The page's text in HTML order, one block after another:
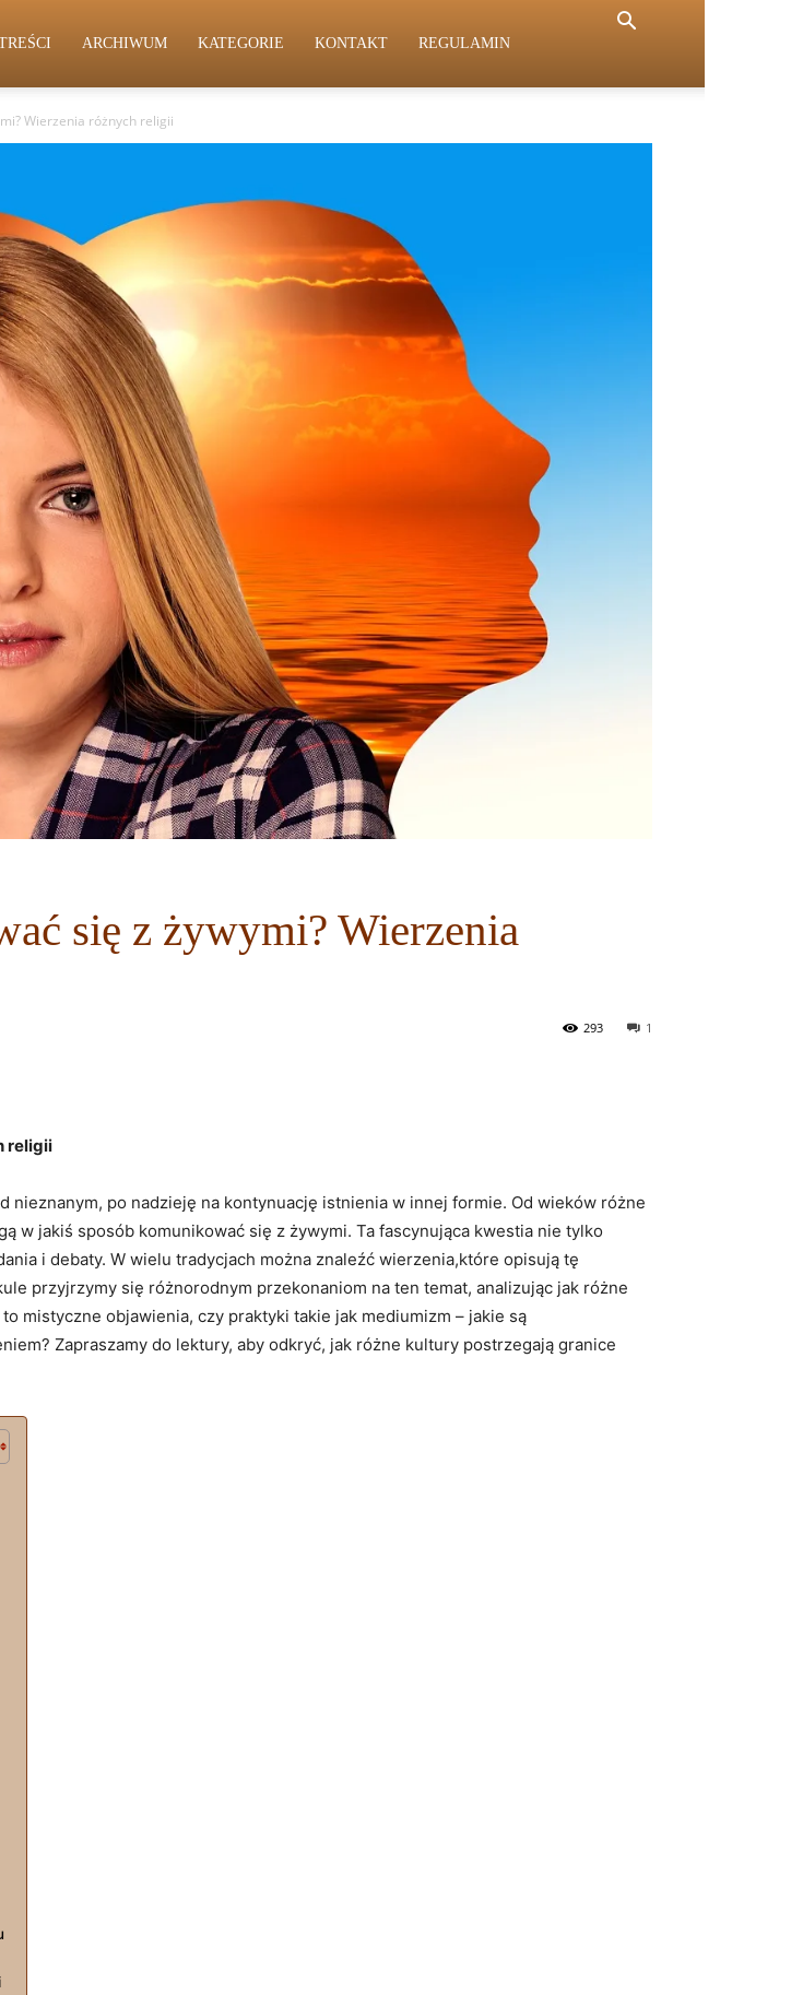
ARCHIWUM KATEGORIE KONTAKT REGULAMIN
Wierzenia różnych religii
się z żywymi? Wierzenia
1
293
religii
nieznanym, po nadzieję na kontynuację istnienia⁢ w innej⁢ formie. Od⁣ wieków różne
w jakiś sposób komunikować‍ się z żywymi. Ta fascynująca⁣ kwestia nie tylko
‍i ‍debaty. W⁤ wielu tradycjach można znaleźć wierzenia,które ​opisują tę
przyjrzymy się‍ różnorodnym przekonaniom na ‍ten ‍temat, analizując jak ⁤różne
mistyczne objawienia, czy praktyki takie jak mediumizm – jakie‌ są‍
Zapraszamy⁢ do lektury, ⁢aby ⁢odkryć, jak różne kultury postrzegają granice